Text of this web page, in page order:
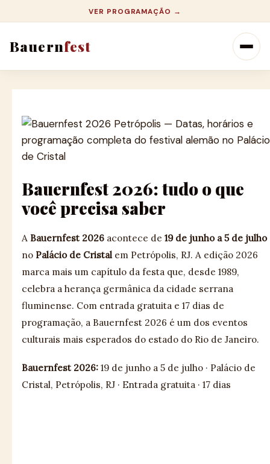
VER PROGRAMAÇÃO →
Bauernfest
Bauernfest 2026: tudo o que
você precisa saber
A Bauernfest 2026 acontece de 19 de junho a 5 de julho
no Palácio de Cristal em Petrópolis, RJ. A edição 2026
marca mais um capítulo da festa que, desde 1989,
celebra a herança germânica da cidade serrana
fluminense. Com entrada gratuita e 17 dias de
programação, a Bauernfest 2026 é um dos eventos
culturais mais esperados do estado do Rio de Janeiro.
Bauernfest 2026: 19 de junho a 5 de julho · Palácio de
Cristal, Petrópolis, RJ · Entrada gratuita · 17 dias